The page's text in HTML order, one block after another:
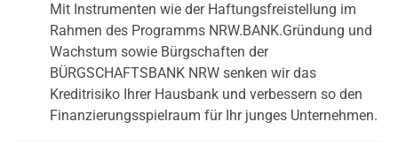
Mit Instrumenten wie der Haftungsfreistellung im
Rahmen des Programms NRW.BANK.Gründung und
Wachstum sowie Bürgschaften der
BÜRGSCHAFTSBANK NRW senken wir das
Kreditrisiko Ihrer Hausbank und verbessern so den
Finanzierungsspielraum für Ihr junges Unternehmen.